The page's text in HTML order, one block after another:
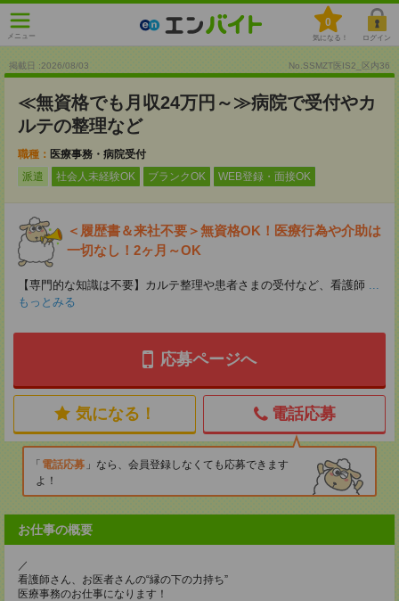
メニュー
0
気になる！ ログイン
掲載日 :2026/08/03 No.SSMZT医IS2_区内36
≪無資格でも月収24万円～≫病院で受付やカ
ルテの整理など
職種： 医療事務・病院受付
派遣
社会人未経験OK ブランクOK WEB登録・面接OK
＜履歴書＆来社不要＞無資格OK！医療行為や介助は
一切なし！2ヶ月～OK
【専門的な知識は不要】カルテ整理や患者さまの受付など、看護師 ...
もっとみる
応募ページへ
気になる！ 電話応募
電話応募
なら、会員登録しなくても応募できます
よ！
お仕事の概要
／
看護師さん、お医者さんの“縁の下の力持ち”
医療事務のお仕事になります！